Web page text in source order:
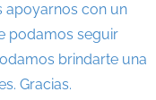
apoyarnos con un
podamos seguir
brindarte una
Gracias.